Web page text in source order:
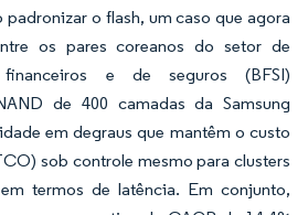
padronizar o flash, um caso que agora
os pares coreanos do setor de
financeiros e de seguros (BFSI)
de 400 camadas da Samsung
em degraus que mantêm o custo
sob controle mesmo para clusters
termos de latência. Em conjunto,